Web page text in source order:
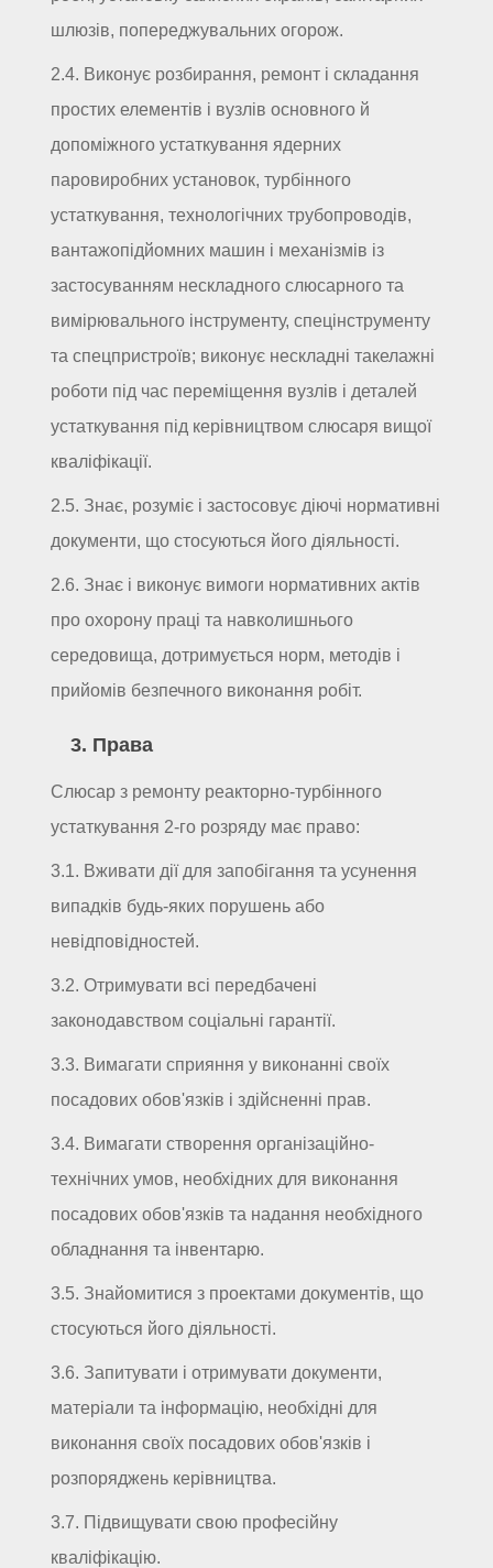
шлюзів, попереджувальних огорож.
2.4. Виконує розбирання, ремонт і складання
простих елементів і вузлів основного й
допоміжного устаткування ядерних
паровиробних установок, турбінного
устаткування, технологічних трубопроводів,
вантажопідйомних машин і механізмів із
застосуванням нескладного слюсарного та
вимірювального інструменту, спецінструменту
та спецпристроїв; виконує нескладні такелажні
роботи під час переміщення вузлів і деталей
устаткування під керівництвом слюсаря вищої
кваліфікації.
2.5. Знає, розуміє і застосовує діючі нормативні
документи, що стосуються його діяльності.
2.6. Знає і виконує вимоги нормативних актів
про охорону праці та навколишнього
середовища, дотримується норм, методів і
прийомів безпечного виконання робіт.
3. Права
Слюсар з ремонту реакторно-турбінного
устаткування 2-го розряду має право:
3.1. Вживати дії для запобігання та усунення
випадків будь-яких порушень або
невідповідностей.
3.2. Отримувати всі передбачені
законодавством соціальні гарантії.
3.3. Вимагати сприяння у виконанні своїх
посадових обов'язків і здійсненні прав.
3.4. Вимагати створення організаційно-
технічних умов, необхідних для виконання
посадових обов'язків та надання необхідного
обладнання та інвентарю.
3.5. Знайомитися з проектами документів, що
стосуються його діяльності.
3.6. Запитувати і отримувати документи,
матеріали та інформацію, необхідні для
виконання своїх посадових обов'язків і
розпоряджень керівництва.
3.7. Підвищувати свою професійну
кваліфікацію.